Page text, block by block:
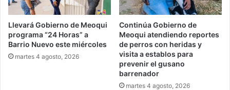
Llevará Gobierno de Meoqui
programa “24 Horas” a
Barrio Nuevo este miércoles
martes 4 agosto, 2026
Continúa Gobierno de
Meoqui atendiendo reportes
de perros con heridas y
visita a establos para
prevenir el gusano
barrenador
martes 4 agosto, 2026